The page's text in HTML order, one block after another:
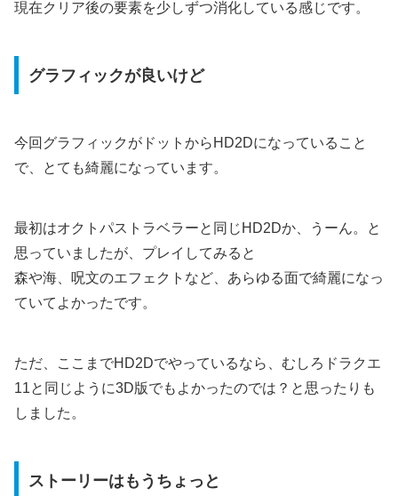
現在クリア後の要素を少しずつ消化している感じです。
グラフィックが良いけど
今回グラフィックがドットからHD2Dになっていること
で、とても綺麗になっています。
最初はオクトパストラベラーと同じHD2Dか、うーん。と
思っていましたが、プレイしてみると
森や海、呪文のエフェクトなど、あらゆる面で綺麗になっ
ていてよかったです。
ただ、ここまでHD2Dでやっているなら、むしろドラクエ
11と同じように3D版でもよかったのでは？と思ったりも
しました。
ストーリーはもうちょっと